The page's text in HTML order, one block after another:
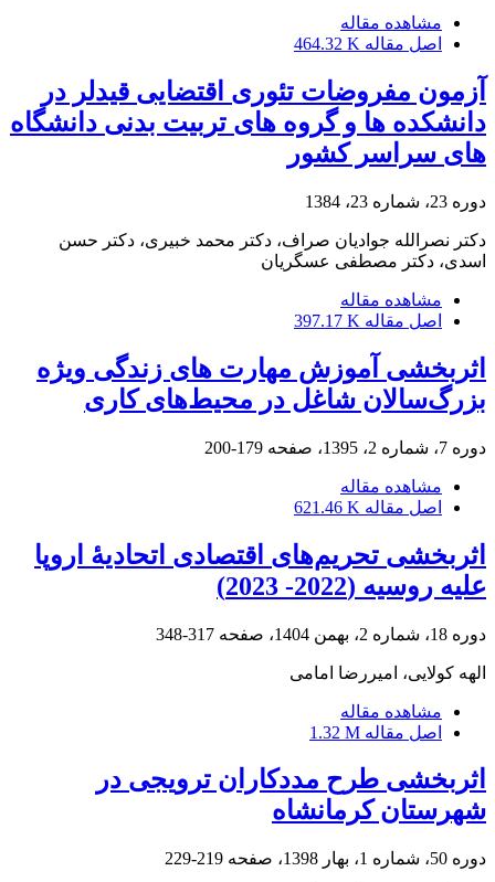
مشاهده مقاله
اصل مقاله 464.32 K
آزمون مفروضات تئوری اقتضایی قیدلر در
دانشکده ها و گروه های تربیت بدنی دانشگاه
های سراسر کشور
دوره 23، شماره 23، 1384
دکتر نصرالله جوادیان صراف، دکتر محمد خبیری، دکتر حسن
اسدی، دکتر مصطفی عسگریان
مشاهده مقاله
اصل مقاله 397.17 K
اثربخشی آموزش مهارت های زندگی ویژه
بزرگ‌سالان شاغل در محیط‌های کاری
دوره 7، شماره 2، 1395، صفحه 179-200
مشاهده مقاله
اصل مقاله 621.46 K
اثربخشی تحریم‌های اقتصادی اتحادیۀ اروپا
علیه روسیه (2022- 2023)
دوره 18، شماره 2، بهمن 1404، صفحه 317-348
الهه کولایی، امیررضا امامی
مشاهده مقاله
اصل مقاله 1.32 M
اثربخشی طرح مددکاران ترویجی در
شهرستان کرمانشاه
دوره 50، شماره 1، بهار 1398، صفحه 219-229